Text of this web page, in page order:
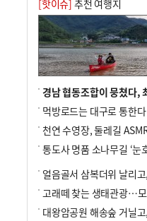
[핫이슈] 추천 여행지
먹방로드는 대구로 통한다